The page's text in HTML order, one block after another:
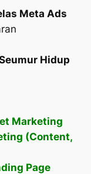
Meta Ads
Hidup
Marketing
(Content,
Page